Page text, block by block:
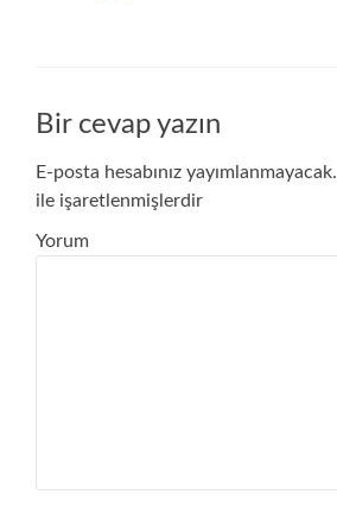
Bir cevap yazın
E-posta hesabınız yayımlanmayacak.
ile işaretlenmişlerdir
Yorum